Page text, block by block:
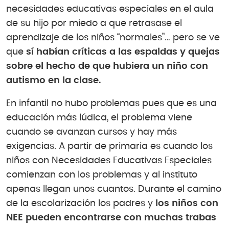
necesidades educativas especiales en el aula
de su hijo por miedo a que retrasase el
aprendizaje de los niños “normales”… pero se ve
que sí habían críticas a las espaldas y quejas
sobre el hecho de que hubiera un niño con
autismo en la clase.
En infantil no hubo problemas pues que es una
educación más lúdica, el problema viene
cuando se avanzan cursos y hay más
exigencias. A partir de primaria es cuando los
niños con Necesidades Educativas Especiales
comienzan con los problemas y al instituto
apenas llegan unos cuantos. Durante el camino
de la escolarización los padres y los niños con
NEE pueden encontrarse con muchas trabas